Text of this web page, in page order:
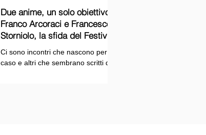
Due anime, un solo obiettivo:
Franco Arcoraci e Francesco
Storniolo, la sfida del Festival
del Cinema Italiano sul Lago
Trasimeno
Ci sono incontri che nascono per
caso e altri che sembrano scritti dal